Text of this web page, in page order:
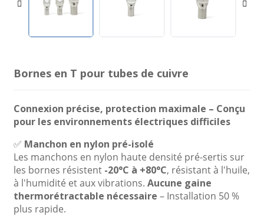
Bornes en T pour tubes de cuivre
Connexion précise, protection maximale – Conçu
pour les environnements électriques difficiles
✅ Manchon en nylon pré-isolé
Les manchons en nylon haute densité pré-sertis sur
les bornes résistent -20°C à +80°C, résistant à l'huile,
à l'humidité et aux vibrations. Aucune gaine
thermorétractable nécessaire – Installation 50 %
plus rapide.